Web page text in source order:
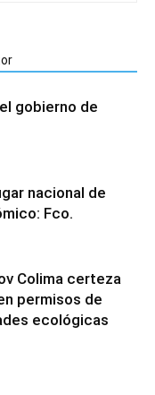
gobierno de
nacional de
Fco.
Colima certeza
permisos de
ecológicas